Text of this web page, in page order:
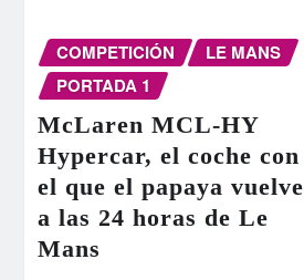
COMPETICIÓN
LE MANS
PORTADA 1
McLaren MCL-HY
Hypercar, el coche con
el que el papaya vuelve
a las 24 horas de Le
Mans